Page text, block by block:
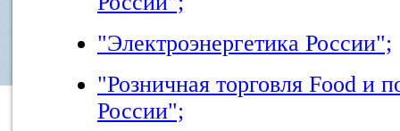
"Электроэнергетика России";
"Розничная торговля Food и
России";